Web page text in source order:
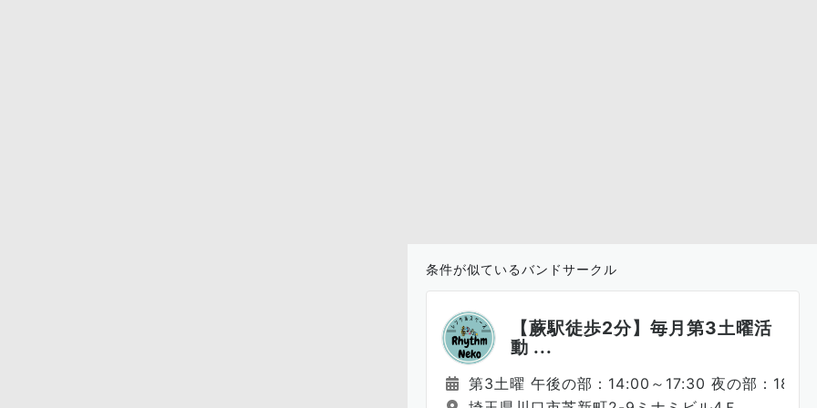
条件が似ているバンドサークル
【蕨駅徒歩2分】毎月第3土曜活
動 ...
第3土曜 午後の部：14:00～17:30 夜の部：18:00